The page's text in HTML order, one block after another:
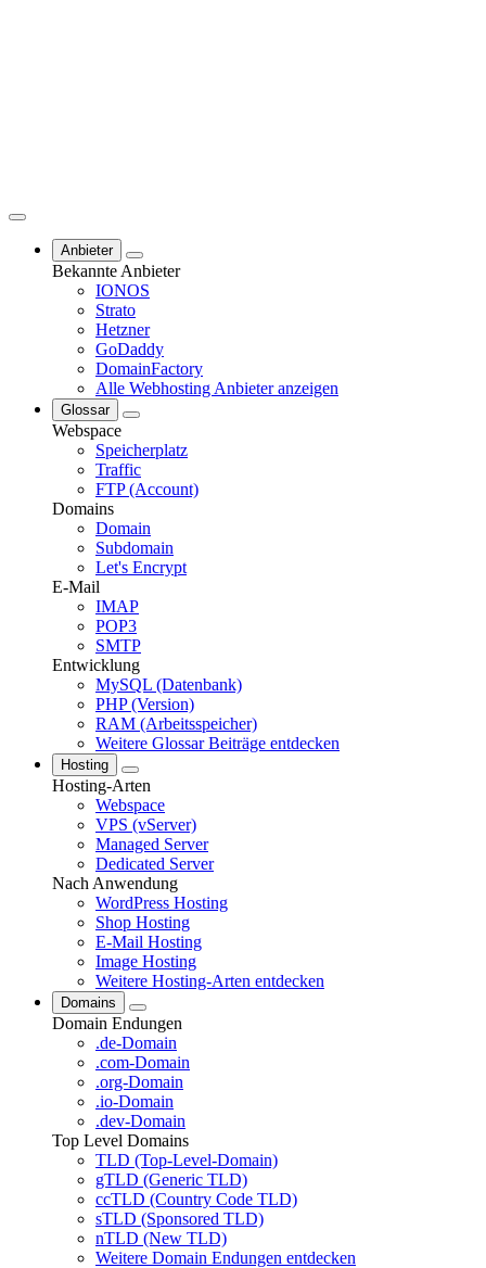
Anbieter
Bekannte Anbieter
IONOS
Strato
Hetzner
GoDaddy
DomainFactory
Alle Webhosting Anbieter anzeigen
Glossar
Webspace
Speicherplatz
Traffic
FTP (Account)
Domains
Domain
Subdomain
Let's Encrypt
E-Mail
IMAP
POP3
SMTP
Entwicklung
MySQL (Datenbank)
PHP (Version)
RAM (Arbeitsspeicher)
Weitere Glossar Beiträge entdecken
Hosting
Hosting-Arten
Webspace
VPS (vServer)
Managed Server
Dedicated Server
Nach Anwendung
WordPress Hosting
Shop Hosting
E-Mail Hosting
Image Hosting
Weitere Hosting-Arten entdecken
Domains
Domain Endungen
.de-Domain
.com-Domain
.org-Domain
.io-Domain
.dev-Domain
Top Level Domains
TLD (Top-Level-Domain)
gTLD (Generic TLD)
ccTLD (Country Code TLD)
sTLD (Sponsored TLD)
nTLD (New TLD)
Weitere Domain Endungen entdecken